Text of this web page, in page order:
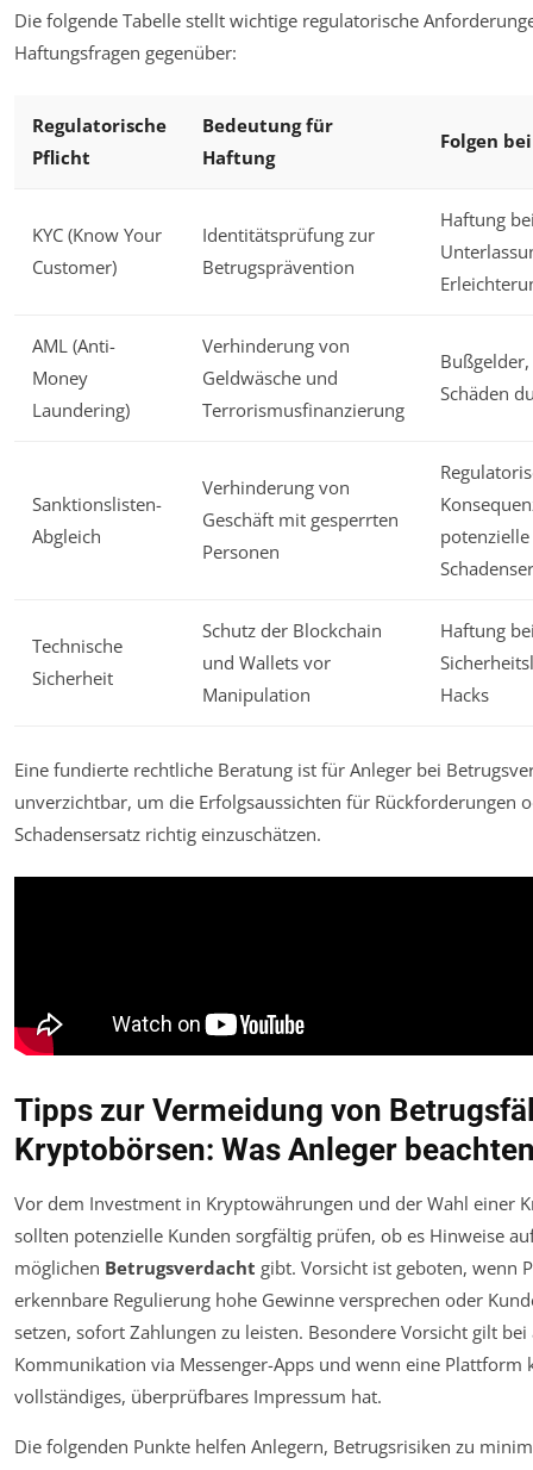
Die folgende Tabelle stellt wichtige regulatorische
Haftungsfragen gegenüber:
Regulatorische
Pflicht
Bedeutung für
Haftung
Folgen
KYC (Know Your
Customer)
Identitätsprüfung zur
Betrugsprävention
Haftung
AML (Anti-
Money
Laundering)
Verhinderung von
Geldwäsche und
Terrorismusfinanzierung
Schäden
Sanktionslisten-
Abgleich
Verhinderung von
Geschäft mit gesperrten
Personen
potenzielle
Technische
Sicherheit
Schutz der Blockchain
und Wallets vor
Manipulation
Haftung
Hacks
Eine fundierte rechtliche Beratung ist für Anleger bei
unverzichtbar, um die Erfolgsaussichten für Rückforderungen
Schadensersatz richtig einzuschätzen.
Tipps zur Vermeidung von
Kryptobörsen: Was Anleger
Vor dem Investment in Kryptowährungen und der Wahl einer
sollten potenzielle Kunden sorgfältig prüfen, ob es Hinweise
möglichen Betrugsverdacht gibt. Vorsicht ist geboten, wenn
erkennbare Regulierung hohe Gewinne versprechen oder
setzen, sofort Zahlungen zu leisten. Besondere Vorsicht gilt
Kommunikation via Messenger-Apps und wenn eine Plattform
vollständiges, überprüfbares Impressum hat.
Die folgenden Punkte helfen Anlegern, Betrugsrisiken zu